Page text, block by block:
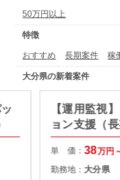
50万円以上
特徴
おすすめ 長期案件 稼
大分県の新着案件
【運用監視
ョン支援（長
単 価：38万円
勤務地： 大分県